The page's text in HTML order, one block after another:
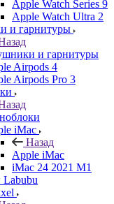
Apple Watch Series 9
Apple Watch Ultra 2
и гарнитуры
и гарнитуры
Airpods 4
Airpods Pro 3
iMac
Назад
Apple iMac
iMac 24 2021 M1